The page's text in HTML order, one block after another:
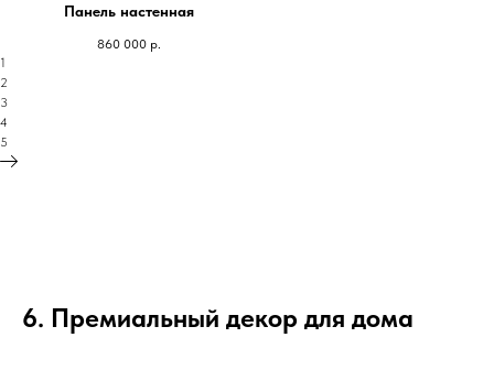
Панель настенная
860 000 р.
1
2
3
4
5
6. Премиальный декор для дома